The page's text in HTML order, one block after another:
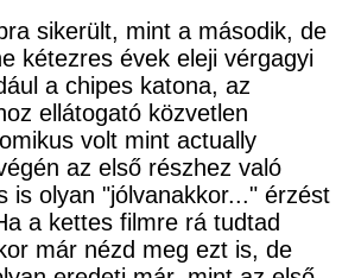
sikerült, mint a második, de
kétezres évek eleji vérgagyi
a chipes katona, az
ellátogató közvetlen
volt mint actually
az első részhez való
is olyan "jólvanakkor..." érzést
a kettes filmre rá tudtad
már nézd meg ezt is, de